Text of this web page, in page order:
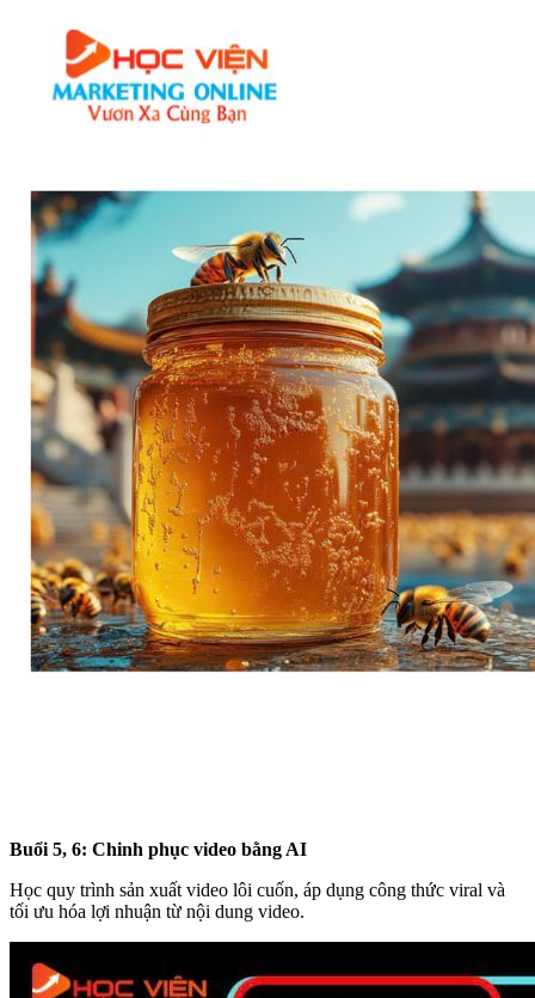
Buổi 5, 6: Chinh phục video bằng AI
Học quy trình sản xuất video lôi cuốn, áp dụng công thức viral và
tối ưu hóa lợi nhuận từ nội dung video.